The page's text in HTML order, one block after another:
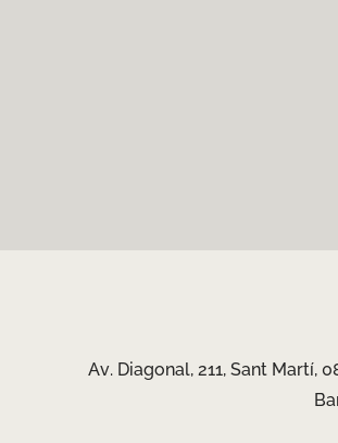
Av. Diagonal, 211, Sant Martí,